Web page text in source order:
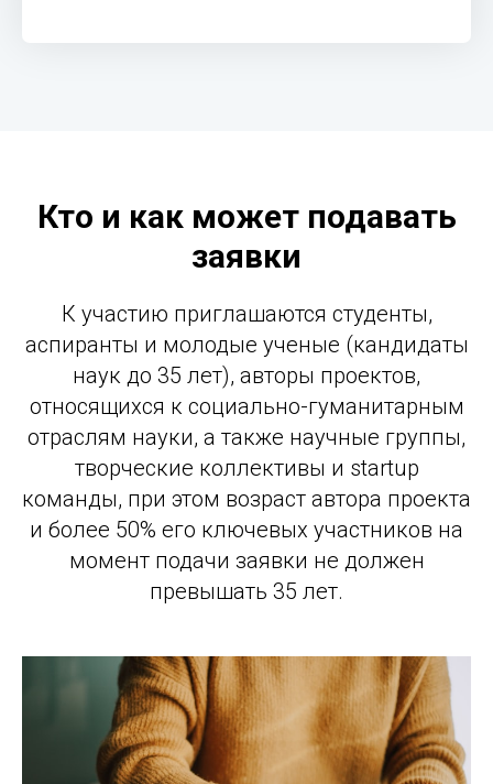
Кто и как может подавать
заявки
К участию приглашаются студенты,
аспиранты и молодые ученые (кандидаты
наук до 35 лет), авторы проектов,
относящихся к социально-гуманитарным
отраслям науки, а также научные группы,
творческие коллективы и startup
команды, при этом возраст автора проекта
и более 50% его ключевых участников на
момент подачи заявки не должен
превышать 35 лет.